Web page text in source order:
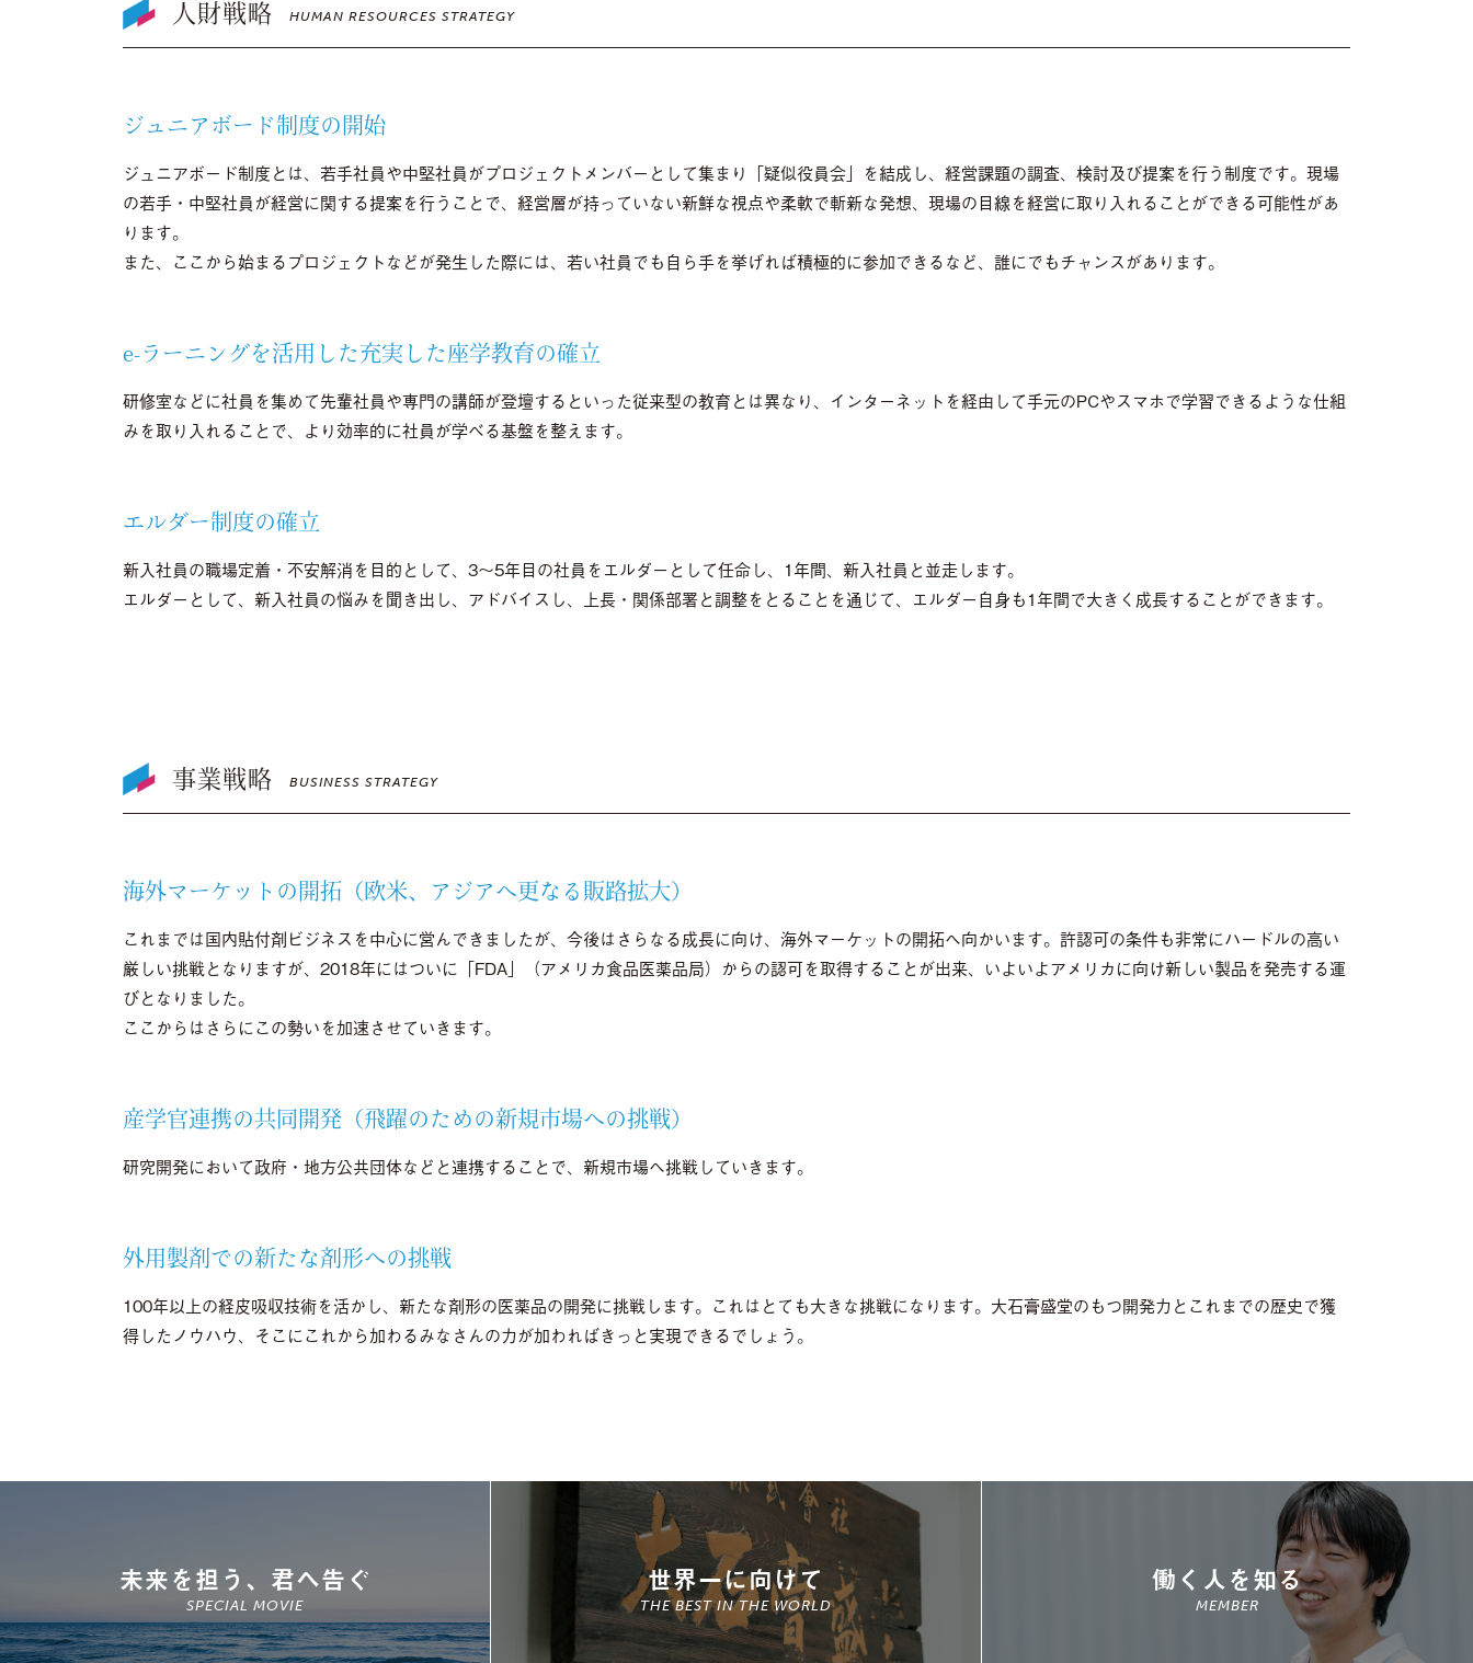
人財戦略 HUMAN RESOURCES STRATEGY
ジュニアボード制度の開始
ジュニアボード制度とは、若手社員や中堅社員がプロジェクトメンバーとして集まり「疑似役員会」を結成し、経営課題の調査、検討及び提案を行う制度です。現場
の若手・中堅社員が経営に関する提案を行うことで、経営層が持っていない新鮮な視点や柔軟で斬新な発想、現場の目線を経営に取り入れることができる可能性があ
ります。
また、ここから始まるプロジェクトなどが発生した際には、若い社員でも自ら手を挙げれば積極的に参加できるなど、誰にでもチャンスがあります。
e-ラーニングを活用した充実した座学教育の確立
研修室などに社員を集めて先輩社員や専門の講師が登壇するといった従来型の教育とは異なり、インターネットを経由して手元のPCやスマホで学習できるような仕組
みを取り入れることで、より効率的に社員が学べる基盤を整えます。
エルダー制度の確立
新入社員の職場定着・不安解消を目的として、3～5年目の社員をエルダーとして任命し、1年間、新入社員と並走します。
エルダーとして、新入社員の悩みを聞き出し、アドバイスし、上長・関係部署と調整をとることを通じて、エルダー自身も1年間で大きく成長することができます。
事業戦略 BUSINESS STRATEGY
海外マーケットの開拓（欧米、アジアへ更なる販路拡大）
これまでは国内貼付剤ビジネスを中心に営んできましたが、今後はさらなる成長に向け、海外マーケットの開拓へ向かいます。許認可の条件も非常にハードルの高い
厳しい挑戦となりますが、2018年にはついに「FDA」（アメリカ食品医薬品局）からの認可を取得することが出来、いよいよアメリカに向け新しい製品を発売する運
びとなりました。
ここからはさらにこの勢いを加速させていきます。
産学官連携の共同開発（飛躍のための新規市場への挑戦）
研究開発において政府・地方公共団体などと連携することで、新規市場へ挑戦していきます。
外用製剤での新たな剤形への挑戦
100年以上の経皮吸収技術を活かし、新たな剤形の医薬品の開発に挑戦します。これはとても大きな挑戦になります。大石膏盛堂のもつ開発力とこれまでの歴史で獲
得したノウハウ、そこにこれから加わるみなさんの力が加わればきっと実現できるでしょう。
未来を担う、君へ告ぐ
SPECIAL MOVIE
世界一に向けて
THE BEST IN THE WORLD
働く人を知る
MEMBER